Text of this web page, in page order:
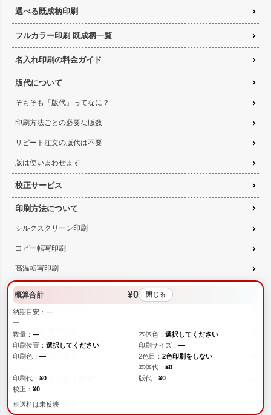
概算合計 ¥0 閉じる
納期目安： —
—
数量： — 本体色： 選択してください
印刷位置： 選択してください 印刷サイズ： —
印刷色： — 2色目： 2色印刷をしない
本体代： ¥0
印刷代： ¥0 版代： ¥0
校正： ¥0
※送料は未反映
選べる既成柄印刷
フルカラー印刷 既成柄一覧
名入れ印刷の料金ガイド
版代について
そもそも「版代」ってなに？
印刷方法ごとの必要な版数
リピート注文の版代は不要
版は使いまわせます
校正サービス
印刷方法について
シルクスクリーン印刷
コピー転写印刷
高温転写印刷
機械刷りについて
3種類の印刷方法の比較
データ作成ガイド
名入れ注文の流れ
名入れのよくある質問
無料サンプル提供